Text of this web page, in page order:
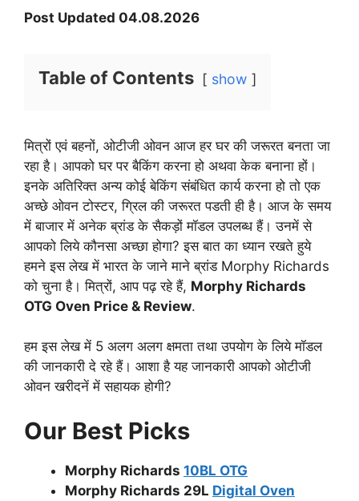
Post Updated 04.08.2026
Table of Contents show
मित्रों एवं बहनों, ओटीजी ओवन आज हर घर की जरूरत बनता जा
रहा है। आपको घर पर बैकिंग करना हो अथवा केक बनाना हों।
इनके अतिरिक्त अन्य कोई बेकिंग संबंधित कार्य करना हो तो एक
अच्छे ओवन टोस्टर, ग्रिल की जरूरत पडती ही है। आज के समय
में बाजार में अनेक ब्रांड के सैकड़ों मॉडल उपलब्ध हैं। उनमें से
आपको लिये कौनसा अच्छा होगा? इस बात का ध्यान रखते हुये
हमने इस लेख में भारत के जाने माने ब्रांड Morphy Richards
को चुना है। मित्रों, आप पढ़ रहे हैं, Morphy Richards
OTG Oven Price & Review.
हम इस लेख में 5 अलग अलग क्षमता तथा उपयोग के लिये मॉडल
की जानकारी दे रहे हैं। आशा है यह जानकारी आपको ओटीजी
ओवन खरीदनें में सहायक होगी?
Our Best Picks
Morphy Richards 10BL OTG
Morphy Richards 29L Digital Oven